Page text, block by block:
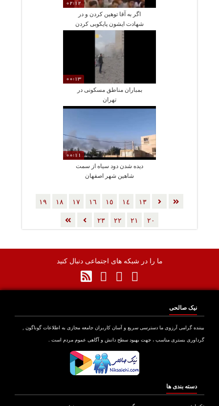
02:12
اگر به آقا توهین کردن و در
شهادت ایشون پایکوبی کردن
واکنش ما چی باید باشه؟!
00:13
بمباران مناطق مسکونی در
تهران
00:11
دیده شدن دود سیاه از سمت
شاهین شهر اصفهان
١٣ ١٤ ١٥ ١٦ ١٧ ١٨ ١٩
٢٠ ٢١ ٢٢ ٢٣
ما را در شبکه های اجتماعی دنبال کنید
نیک صالحی
بیننده گرامی آرزوی ما دسترسی سریع و آسان کاربران جامعه مجازی به اطلاعات گوناگون ,
گرداوری بستری مناسب ، جهت بهبود سطح دانش و آگاهی عموم مردم است .
دسته بندی ها